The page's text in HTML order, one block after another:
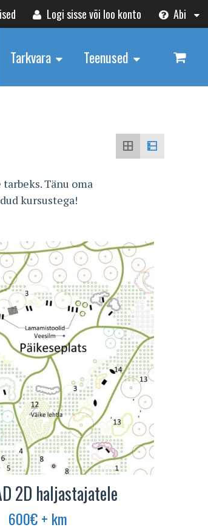
Logi sisse või loo konto Abi
Tarkvara Teenused
Tänu oma
kursustega!
2D haljastajatele
600€ + km